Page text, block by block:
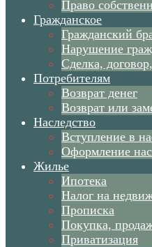
Право
Гражданское
Гражданский
Нарушение
Сделка,
Потребителям
Возврат денег
Возврат или
Наследство
Вступление в
Оформление
Жилье
Ипотека
Налог на
Прописка
Покупка,
Приватизация